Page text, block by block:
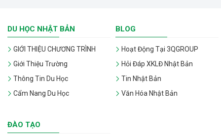
DU HỌC NHẬT BẢN
GIỚI THIỆU CHƯƠNG TRÌNH
Giới Thiệu Trường
Thông Tin Du Học
Cẩm Nang Du Học
BLOG
Hoạt Động Tại 3QGROUP
Hỏi Đáp XKLĐ Nhật Bản
Tin Nhật Bản
Văn Hóa Nhật Bản
ĐÀO TẠO